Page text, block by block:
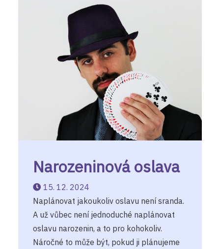
Narozeninová oslava
15. 12. 2024
Naplánovat jakoukoliv oslavu není sranda.
A už vůbec není jednoduché naplánovat
oslavu narozenin, a to pro kohokoliv.
Náročné to může být, pokud ji plánujeme